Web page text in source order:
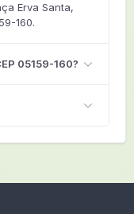
Erva Santa,
160.
05159-160?